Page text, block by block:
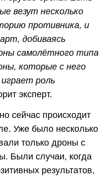
везут несколько
противника, и
добиваясь
самолётного типа
которые с него
роль
эксперт.
сейчас происходит
Уже было несколько
только дроны с
Были случаи, когда
результатов,